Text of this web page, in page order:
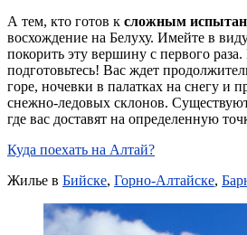
А тем, кто готов к сложным
восхождение на Белуху. Имейте в
покорить эту вершину с первого
подготовьтесь! Вас ждет
горе, ночевки в палатках на снегу и
снежно-ледовых склонов.
где вас доставят на определенную
Куда поехать на Алтай?
Жилье в Бийске, Горно-Алтайске,